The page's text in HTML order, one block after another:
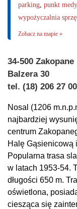
parking punkt
wypożyczalnia
Zobacz na mapie »
34-500 Zakopane
Balzera 30
tel. (18) 206 27 00
Nosal (1206
najbardziej
centrum
Halę Gąsienicową
Popularna trasa
w latach 1953-54.
długości 650 m.
oświetlona,
ciesząca się